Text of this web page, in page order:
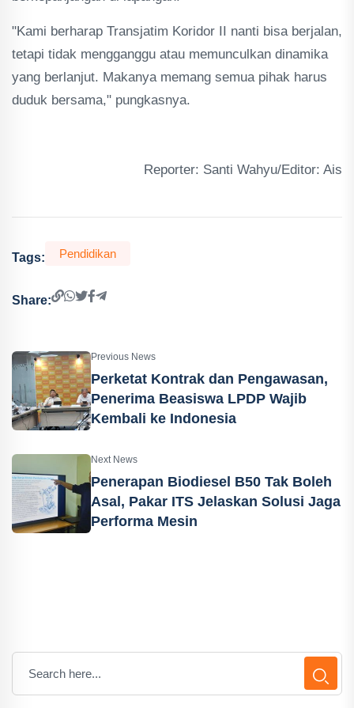
"Kami berharap Transjatim Koridor II nanti bisa berjalan,
tetapi tidak mengganggu atau memunculkan dinamika
yang berlanjut. Makanya memang semua pihak harus
duduk bersama," pungkasnya.
Reporter: Santi Wahyu/Editor: Ais
Tags: Pendidikan
Share:
Previous News
Perketat Kontrak dan Pengawasan,
Penerima Beasiswa LPDP Wajib
Kembali ke Indonesia
Next News
Penerapan Biodiesel B50 Tak Boleh
Asal, Pakar ITS Jelaskan Solusi Jaga
Performa Mesin